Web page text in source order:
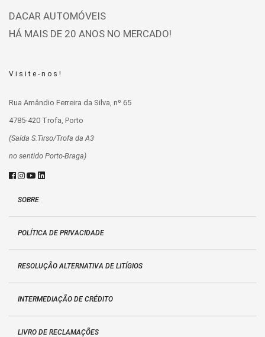
DACAR AUTOMÓVEIS
HÁ MAIS DE 20 ANOS NO MERCADO!
Visite-nos!
Rua Amândio Ferreira da Silva, nº 65
4785-420 Trofa, Porto
(Saída S.Tirso/Trofa da A3
no sentido Porto-Braga)
SOBRE
POLÍTICA DE PRIVACIDADE
RESOLUÇÃO ALTERNATIVA DE LITÍGIOS
INTERMEDIAÇÃO DE CRÉDITO
LIVRO DE RECLAMAÇÕES